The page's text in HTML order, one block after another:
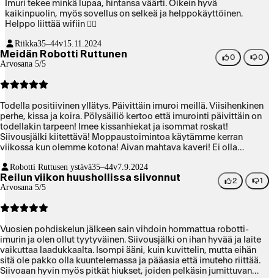
Imuri tekee minkä lupaa, hintansa väärti. Oikein hyvä
kaikinpuolin, myös sovellus on selkeä ja helppokäyttöinen.
Helppo liittää wifiin 👌🏽
Riikka35–44v15.11.2024
Meidän Robotti Ruttunen
Arvosana 5/5
0 0
Todella positiivinen yllätys. Päivittäin imuroi meillä. Viisihenkinen
perhe, kissa ja koira. Pölysäiliö kertoo että imurointi päivittäin on
todellakin tarpeen! Imee kissanhiekat ja isommat roskat!
Siivousjälki kiitettävä! Moppaustoimintoa käytämme kerran
viikossa kun olemme kotona! Aivan mahtava kaveri! Ei olla
legot talteen 😉
Robotti Ruttusen ystävä35–44v7.9.2024
Reilun viikon huushollissa siivonnut
Arvosana 5/5
2 1
Vuosien pohdiskelun jälkeen sain vihdoin hommattua robotti-
imurin ja olen ollut tyytyväinen. Siivousjälki on ihan hyvää ja laite
vaikuttaa laadukkaalta. Isompi ääni, kuin kuvittelin, mutta eihän
sitä ole pakko olla kuuntelemassa ja pääasia että imuteho riittää.
Siivoaan hyvin myös pitkät hiukset, joiden pelkäsin jumittuvan